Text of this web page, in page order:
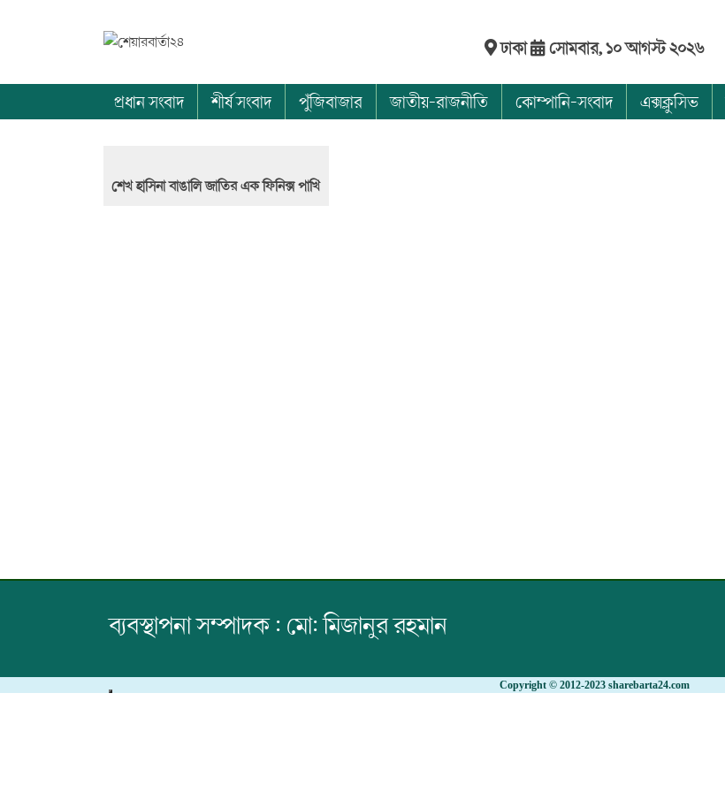
ঢাকা সোমবার, ১০ আগস্ট ২০২৬
প্রধান সংবাদ শীর্ষ সংবাদ পুঁজিবাজার জাতীয়-রাজনীতি কোম্পানি-সংবাদ এক্সক্লুসিভ
শেখ হাসিনা বাঙালি জাতির এক ফিনিক্স পাখি
ব্যবস্থাপনা সম্পাদক : মো: মিজানুর রহমান
Copyright © 2012-2023 sharebarta24.com